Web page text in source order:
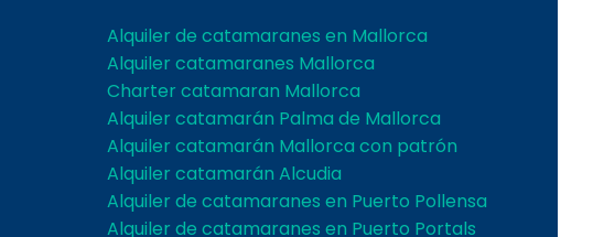
Alquiler de catamaranes en Mallorca
Alquiler catamaranes Mallorca
Charter catamaran Mallorca
Alquiler catamarán Palma de Mallorca
Alquiler catamarán Mallorca con patrón
Alquiler catamarán Alcudia
Alquiler de catamaranes en Puerto Pollensa
Alquiler de catamaranes en Puerto Portals